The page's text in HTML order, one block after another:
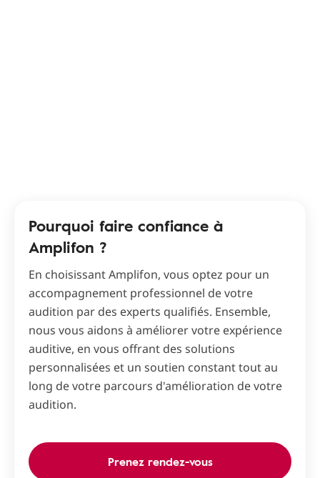
Pourquoi faire confiance à
Amplifon ?
En choisissant Amplifon, vous optez pour un
accompagnement professionnel de votre
audition par des experts qualifiés. Ensemble,
nous vous aidons à améliorer votre expérience
auditive, en vous offrant des solutions
personnalisées et un soutien constant tout au
long de votre parcours d'amélioration de votre
audition.
Prenez rendez-vous